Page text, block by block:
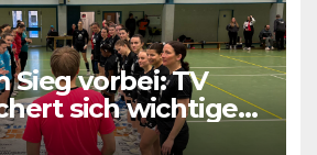
Sieg vorbei: TV
sich wichtigen